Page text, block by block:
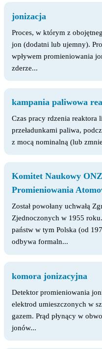
jonizacja
Proces, w którym z
jon (dodatni lub ujemny).
wpływem promieniowania
zderze...
kampania paliwowa
Czas pracy rdzenia
przeładunkami paliwa,
z mocą nominalną (lub
Komitet Naukowy
Promieniowania
Został powołany uchwałą
Zjednoczonych w 1955
państw w tym Polska (od
odbywa formaln...
komora jonizacyjna
Detektor promieniowania
elektrod umieszczonych w
gazem. Prąd płynący w
jonów...